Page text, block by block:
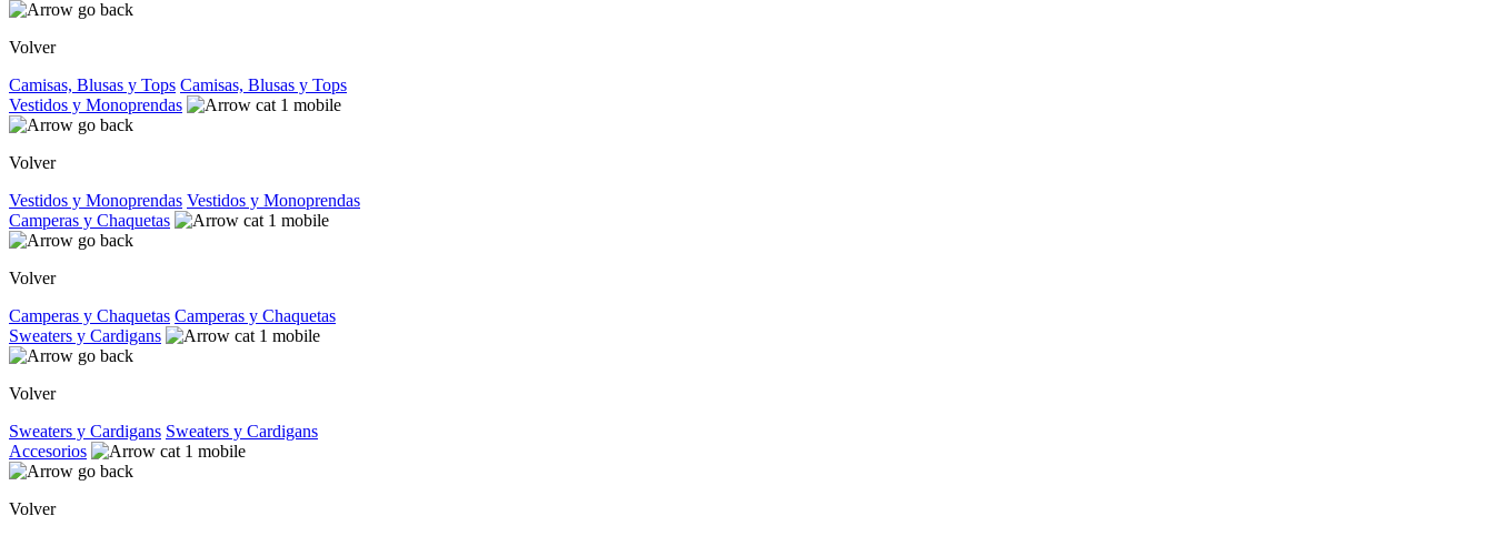
Volver
Camisas, Blusas y Tops Camisas, Blusas y Tops
Vestidos y Monoprendas
Volver
Vestidos y Monoprendas Vestidos y Monoprendas
Camperas y Chaquetas
Volver
Camperas y Chaquetas Camperas y Chaquetas
Sweaters y Cardigans
Volver
Sweaters y Cardigans Sweaters y Cardigans
Accesorios
Volver